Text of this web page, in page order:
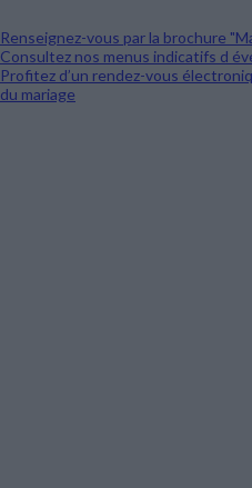
Renseignez-vous par la brochure
Consultez nos menus indicatifs d
Profitez d’un rendez-vous
du mariage